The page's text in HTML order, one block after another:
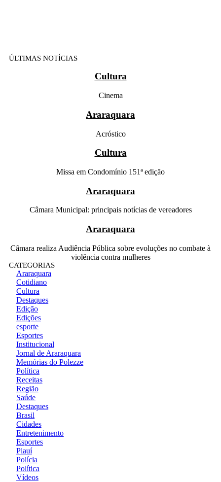
ÚLTIMAS NOTÍCIAS
Cultura
Cinema
Araraquara
Acróstico
Cultura
Missa em Condomínio 151ª edição
Araraquara
Câmara Municipal: principais notícias de vereadores
Araraquara
Câmara realiza Audiência Pública sobre evoluções no combate à
violência contra mulheres
CATEGORIAS
Araraquara
Cotidiano
Cultura
Destaques
Edição
Edições
esporte
Esportes
Institucional
Jornal de Araraquara
Memórias do Polezze
Política
Receitas
Região
Saúde
Destaques
Brasil
Cidades
Entretenimento
Esportes
Piauí
Polícia
Política
Vídeos